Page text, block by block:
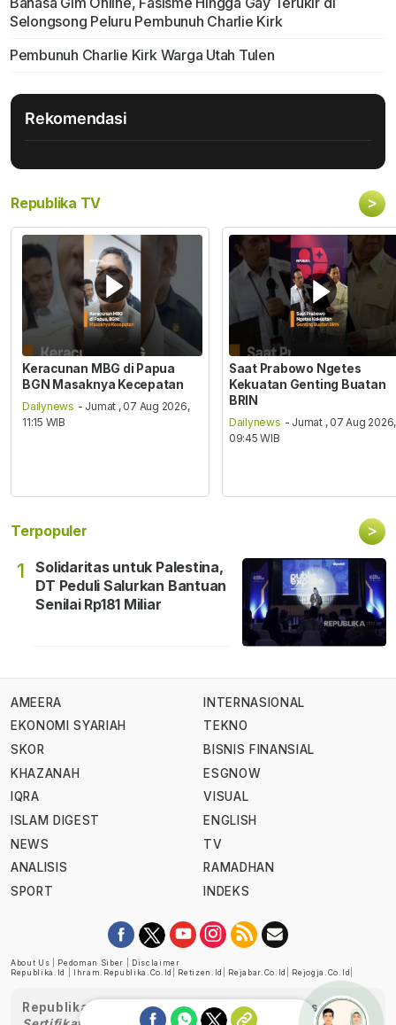
Selongsong Peluru Pembunuh Charlie Kirk
Pembunuh Charlie Kirk Warga Utah Tulen
Rekomendasi
Republika TV >
Keracunan MBG di Papua
BGN Masaknya Kecepatan
Dailynews - Jumat , 07 Aug 2026,
11:15 WIB
Saat Prabowo Ngetes
Kekuatan Genting Buatan
BRIN
Dailynews - Jumat , 07 Aug 2026,
09:45 WIB
Terpopuler >
1
Solidaritas untuk Palestina,
DT Peduli Salurkan Bantuan
Senilai Rp181 Miliar
AMEERA
EKONOMI SYARIAH
SKOR
KHAZANAH
IQRA
ISLAM DIGEST
NEWS
ANALISIS
SPORT
INTERNASIONAL
TEKNO
BISNIS FINANSIAL
ESGNOW
VISUAL
ENGLISH
TV
RAMADHAN
INDEKS
About Us Pedoman Siber
Disclaimer
Republika.id
Ihram.republika.co.id Retizen.id Rejabar.co.id Rejogja.co.id
Republika telah diverifikasi oleh Dewan Pers